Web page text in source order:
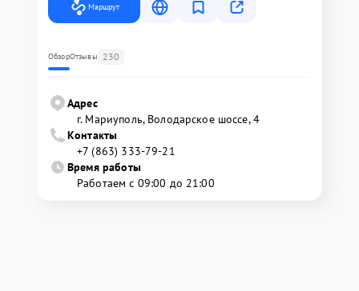
Маршрут
ОбзорОтзывы 230
Адрес
г. Мариуполь, Володарское шоссе, 4
Контакты
+7 (863) 333-79-21
Время работы
Работаем с 09:00 до 21:00